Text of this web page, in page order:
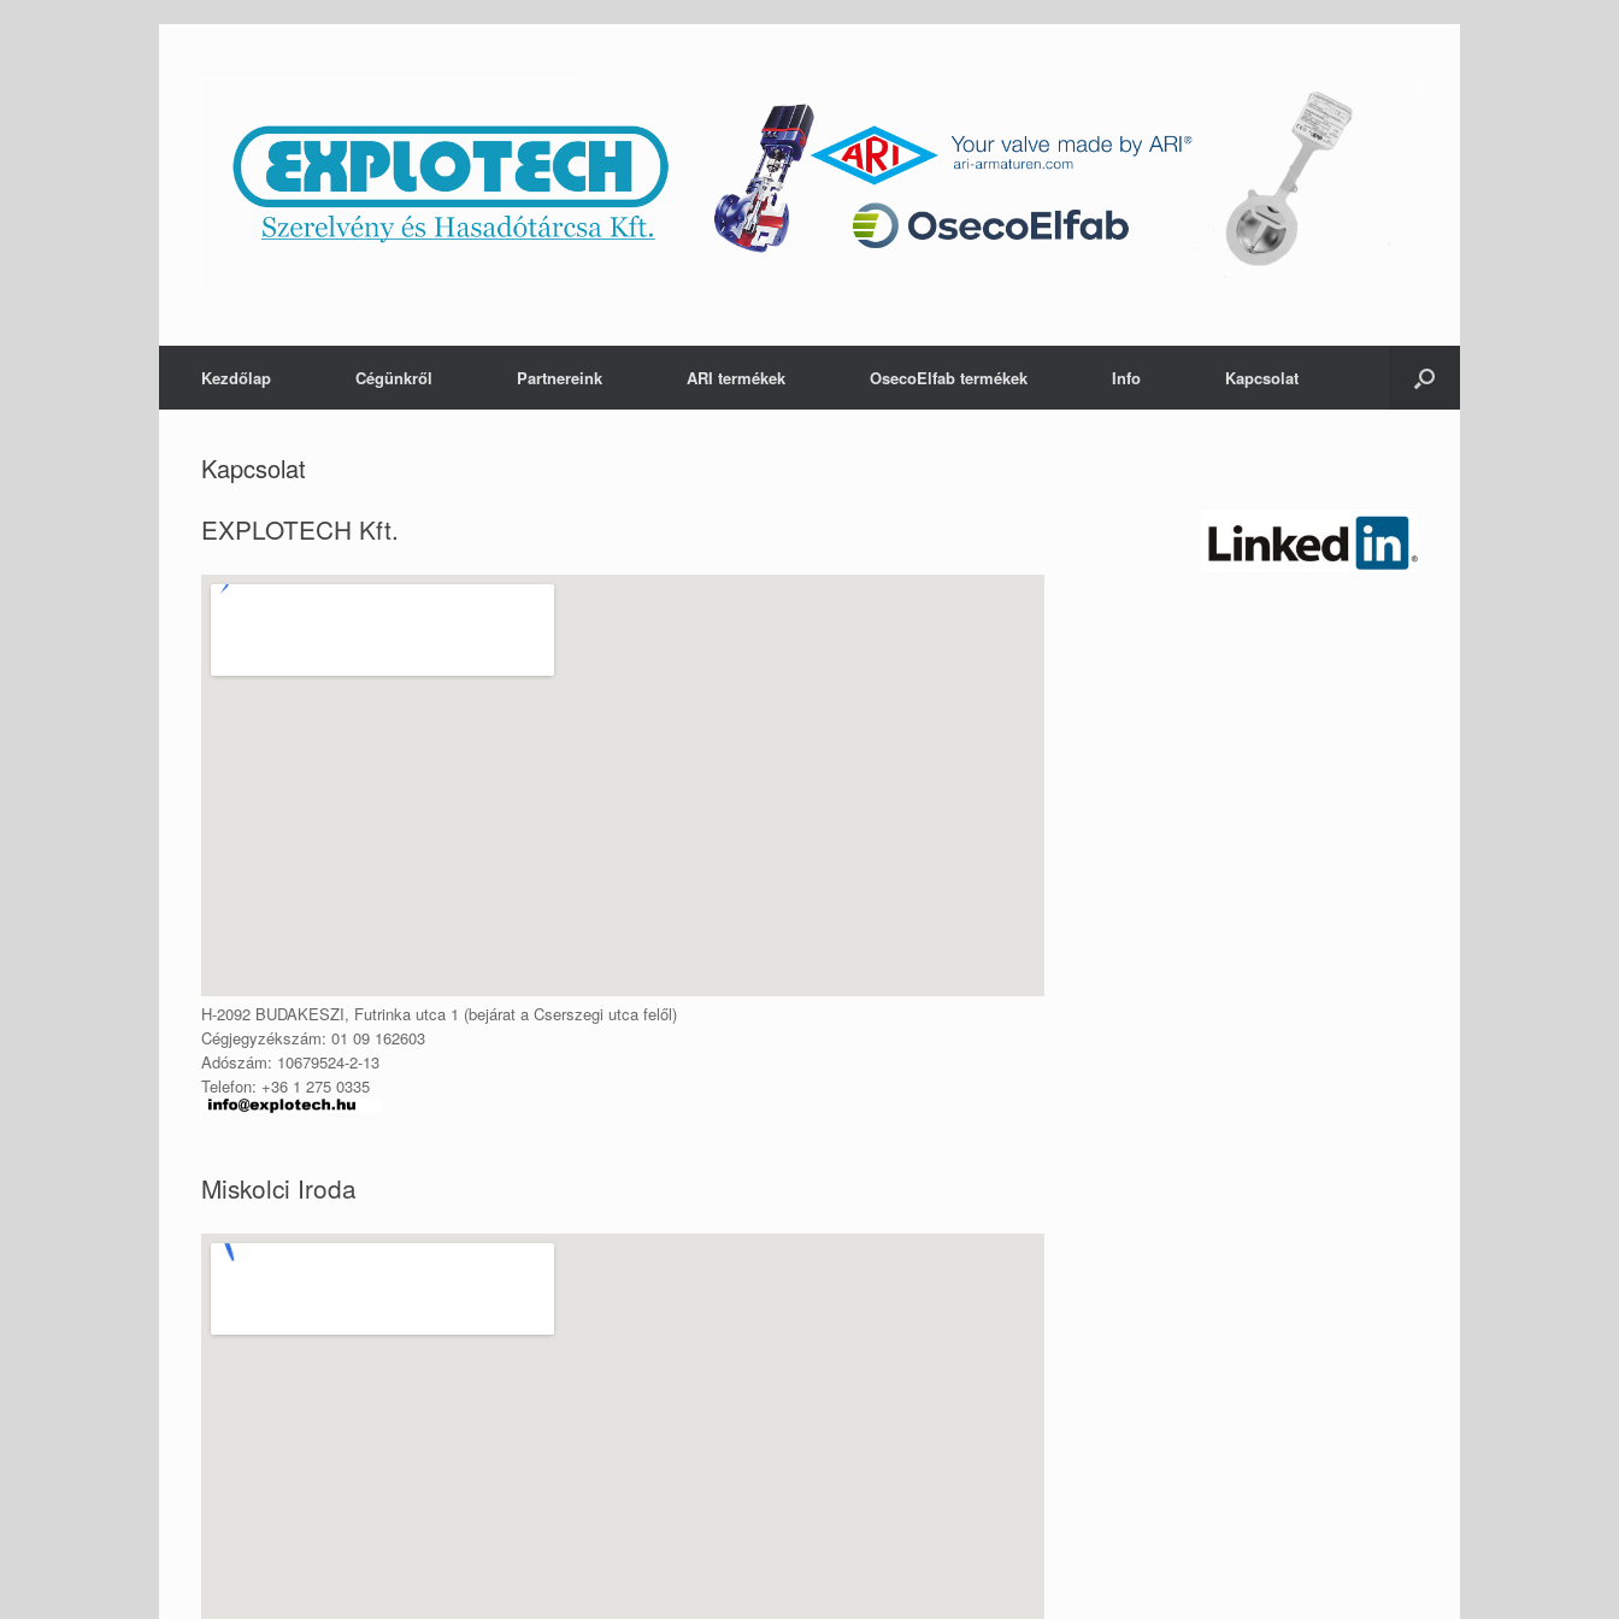
Kezdőlap Cégünkről Partnereink ARI termékek OsecoElfab termékek Info Kapcsolat
Kapcsolat
EXPLOTECH Kft.
H-2092 BUDAKESZI, Futrinka utca 1 (bejárat a Cserszegi utca felől)
Cégjegyzékszám: 01 09 162603
Adószám: 10679524-2-13
Telefon: +36 1 275 0335
Miskolci Iroda